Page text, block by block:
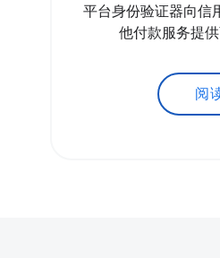
平台身份验证器向信
他付款服务提
阅